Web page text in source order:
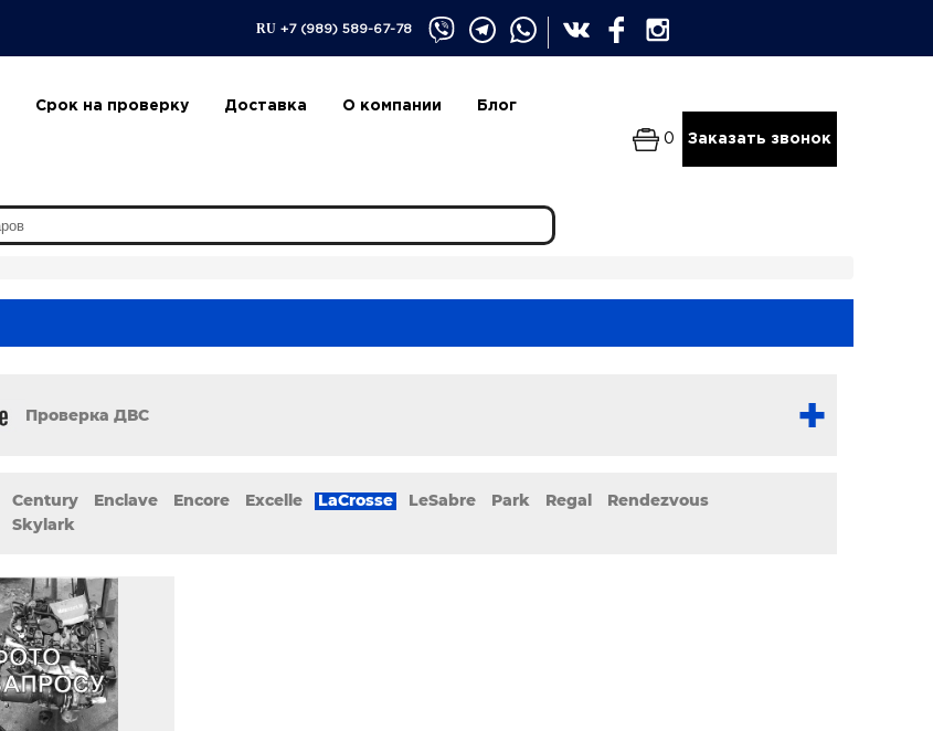
RU +7 (989) 589-67-78
Срок на проверку Доставка О компании Блог
0 Заказать звонок
Проверка ДВС
Century Enclave Encore Excelle LaCrosse LeSabre Park Regal
Rendezvous
Skylark